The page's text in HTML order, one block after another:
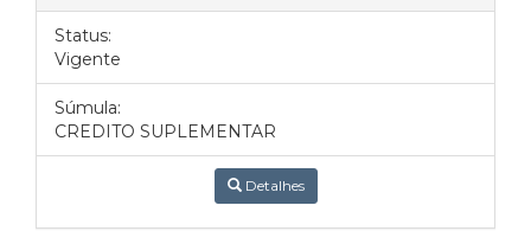
Status:
Vigente
Súmula:
CREDITO SUPLEMENTAR
Detalhes